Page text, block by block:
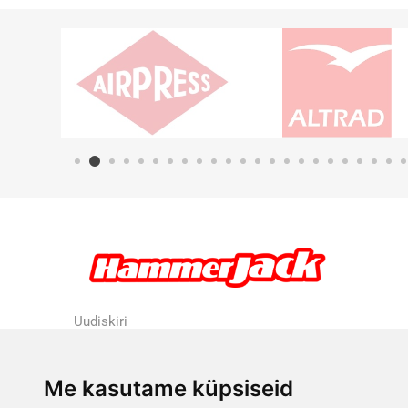
Me kasutame küpsiseid
Uudiskiri
Liitu uudiskirjaga Tühista